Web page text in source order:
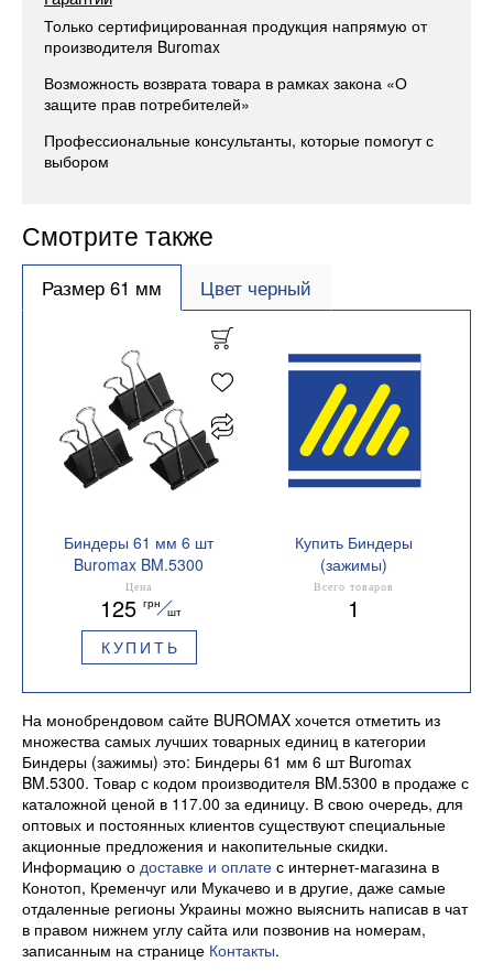
Только сертифицированная продукция напрямую от
производителя Buromax
Возможность возврата товара в рамках закона «О
защите прав потребителей»
Профессиональные консультанты, которые помогут с
выбором
Смотрите также
Размер 61 мм Цвет черный
Биндеры 61 мм 6 шт
Buromax BM.5300
Цена
125 грн
шт
КУПИТЬ
Купить Биндеры
(зажимы)
Размер 61 мм
Всего товаров
1
На монобрендовом сайте BUROMAX хочется отметить из
множества самых лучших товарных единиц в категории
Биндеры (зажимы) это: Биндеры 61 мм 6 шт Buromax
BM.5300. Товар с кодом производителя BM.5300 в продаже с
каталожной ценой в 117.00 за единицу. В свою очередь, для
оптовых и постоянных клиентов существуют специальные
акционные предложения и накопительные скидки.
Информацию о доставке и оплате с интернет-магазина в
Конотоп, Кременчуг или Мукачево и в другие, даже самые
отдаленные регионы Украины можно выяснить написав в чат
в правом нижнем углу сайта или позвонив на номерам,
записанным на странице Контакты.